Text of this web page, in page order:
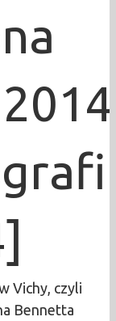
Vichy, czyli
Bennetta